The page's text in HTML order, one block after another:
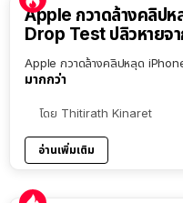
Apple กวาดล้างคลิป
Drop Test ปลิวหายจา
Apple กวาดล้างคลิปหลุด
มากกว่า
โดย Thitirath Kinaret
อ่านเพิ่มเติม